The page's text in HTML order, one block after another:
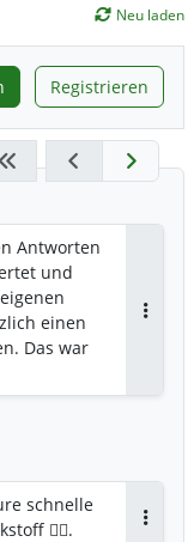
Neu laden
Registrieren
Antworten
und
einen
Das war
schnelle
👍🏼.